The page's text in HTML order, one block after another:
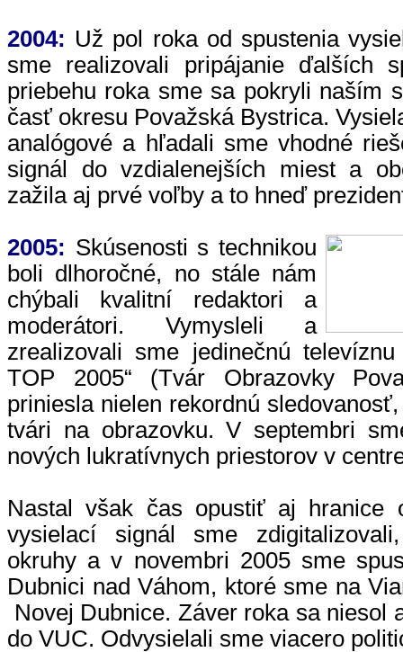
2004: Už pol roka od spustenia
sme realizovali pripájanie ďalších
priebehu roka sme sa pokryli naším
časť okresu Považská Bystrica.
analógové a hľadali sme vhodné
signál do vzdialenejších miest a
zažila aj prvé voľby a to hneď
2005: Skúsenosti s technikou
boli dlhoročné, no stále nám
chýbali kvalitní redaktori a
moderátori. Vymysleli a
zrealizovali sme jedinečnú
TOP 2005“ (Tvár Obrazovky
priniesla nielen rekordnú
tvári na obrazovku. V septembri
nových lukratívnych priestorov v
Nastal však čas opustiť aj hranice
vysielací signál sme
okruhy a v novembri 2005 sme
Dubnici nad Váhom, ktoré sme na
Novej Dubnice. Záver roka sa niesol
do VUC. Odvysielali sme viacero